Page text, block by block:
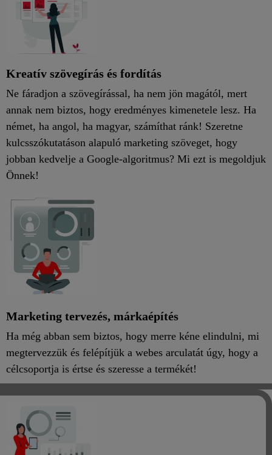
Kreatív szövegírás és fordítás
Ne fáradjon a szövegírással, ha nem jön magától, mert
annak nem biztos, hogy eredményes kimenetele lesz. Ha
német, ha angol, ha magyar, számíthat ránk! Szeretne
kulcsszókutatáson alapuló marketing szöveget, hogy
jobban kedvelje a Google-algoritmus? Mi ezt is megoldjuk
Önnek!
Marketing tervezés, márkaépítés
Ha még abban sem biztos, hogy merre kéne elindulni, mi
megtervezzük és felépítjük a webes arculatát úgy, hogy a
célcsoportja is értse és szeresse a termékét!